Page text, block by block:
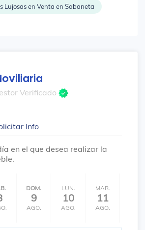
Lujosas en Venta en Sabaneta
Verificado
Info
en el que desea realizar la
DOM.
9
AGO.
LUN.
10
AGO.
MAR.
11
AGO.